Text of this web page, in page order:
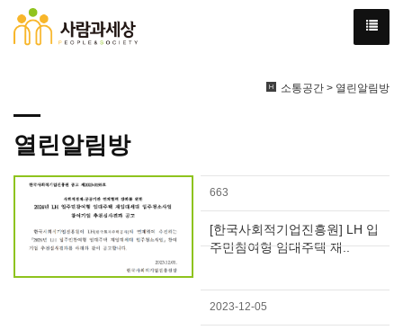
소통공간 > 열린알림방
열린알림방
663
[한국사회적기업진흥원] LH 입
주민참여형 임대주택 재..
2023-12-05